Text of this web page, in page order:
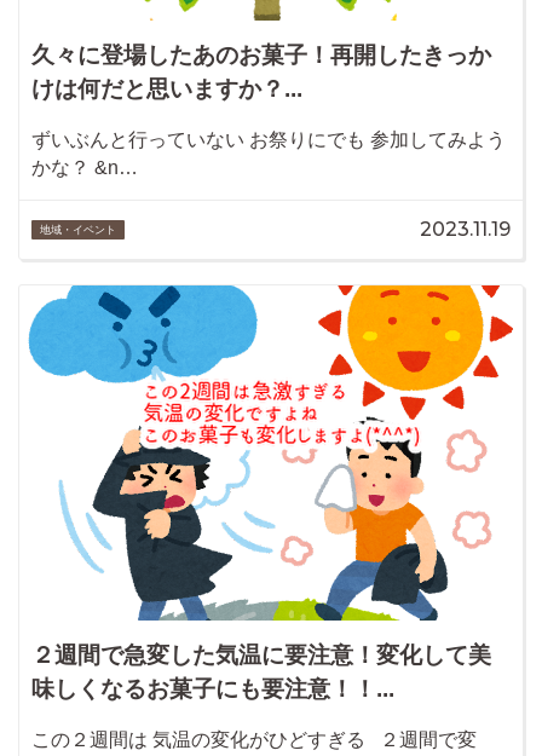
久々に登場したあのお菓子！再開したきっか
けは何だと思いますか？...
ずいぶんと行っていない お祭りにでも 参加してみよう
かな？ &n…
地域・イベント 2023.11.19
２週間で急変した気温に要注意！変化して美
味しくなるお菓子にも要注意！！...
この２週間は 気温の変化がひどすぎる ２週間で変